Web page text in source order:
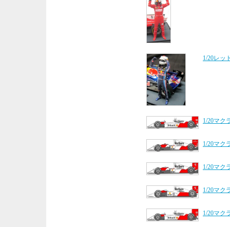
1/20レッ
1/20マク
1/20マク
1/20マク
1/20マク
1/20マク